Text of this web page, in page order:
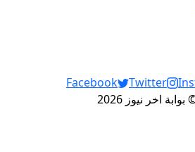
Facebook Twitter
اخر نيوز 2026